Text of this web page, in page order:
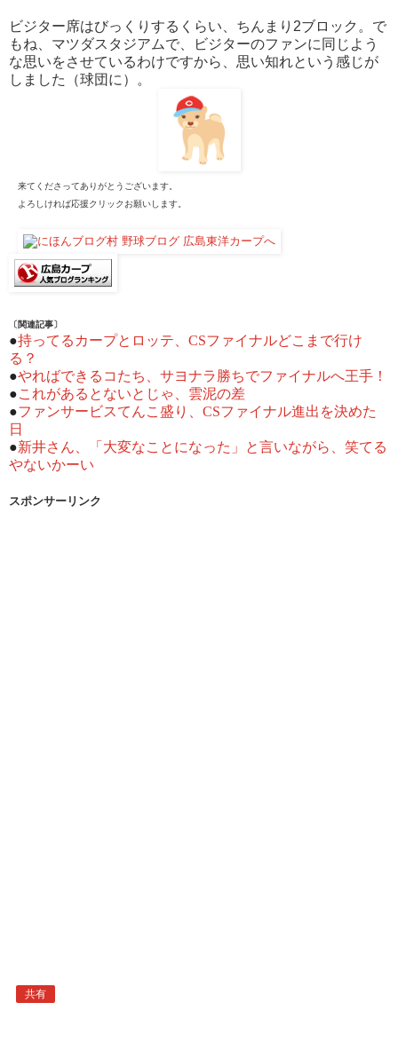
ビジター席はびっくりするくらい、ちんまり2ブロック。で
もね、マツダスタジアムで、ビジターのファンに同じよう
な思いをさせているわけですから、思い知れという感じが
しました（球団に）。
来てくださってありがとうございます。
よろしければ応援クリックお願いします。
〔関連記事〕
●持ってるカープとロッテ、CSファイナルどこまで行け
る？
●やればできるコたち、サヨナラ勝ちでファイナルへ王手！
●これがあるとないとじゃ、雲泥の差
●ファンサービスてんこ盛り、CSファイナル進出を決めた
日
●新井さん、「大変なことになった」と言いながら、笑てる
やないかーい
スポンサーリンク
共有